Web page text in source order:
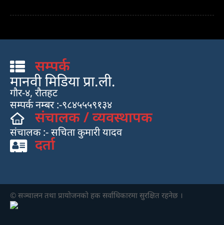
सम्पर्क
मानवी मिडिया प्रा.ली.
गौर-४, रौतहट
सम्पर्क नम्बर :-९८४५५५९१३४
संचालक / व्यवस्थापक
संचालक :- सचिता कुमारी यादव
दर्ता
© सञ्चालन तथा प्रायाेजनकाे हक सर्वाधिकारमा सुरक्षित रहनेछ ।